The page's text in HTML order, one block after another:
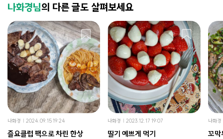
나화경님의 다른 글도 살펴보세요
나화경 2024.09.15 19:24
즐요클럽 팩으로 차린 한상
나화경 2023.12.17 19:07
딸기 예쁘게 먹기
나화경
꼬막